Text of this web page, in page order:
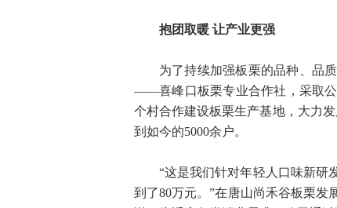
抱团取暖 让产业更强
为了持续加强板栗的品种、品
——喜峰口板栗专业合作社，采取公
个村合作建设板栗生产基地，大力
到如今的5000余户。
“这是我们针对年轻人口味新研
到了80万元。”在唐山尚禾谷板栗发